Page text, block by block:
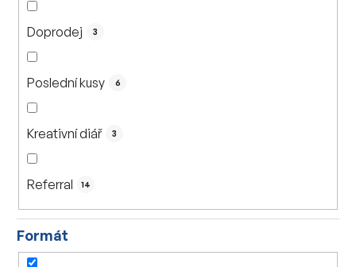
Doprodej 3
Poslední kusy 6
Kreativní diář 3
Referral 14
Formát